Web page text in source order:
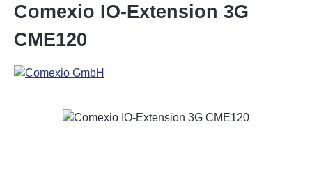
Comexio IO-Extension 3G
CME120
Salta la galleria di immagini